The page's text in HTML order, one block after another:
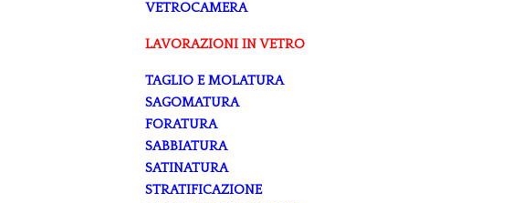
VETROCAMERA
LAVORAZIONI IN VETRO
TAGLIO E MOLATURA
SAGOMATURA
FORATURA
SABBIATURA
SATINATURA
STRATIFICAZIONE